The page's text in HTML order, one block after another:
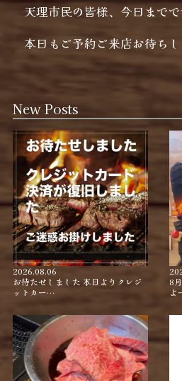
天理市民の皆様、今日までで
本日もご予約ご来店お待ち
New Posts
2026.08.06
お待たせしました 本日よりクレジ
ットカー…
8
よ